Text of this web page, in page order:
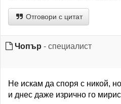
Отговори с цитат
Чопър - специалист
Не искам да споря с никой,
и днес даже изрично го